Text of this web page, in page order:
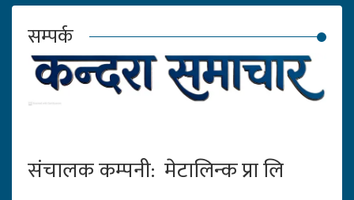
सम्पर्क
संचालक कम्पनी: मेटालिन्क प्रा लि